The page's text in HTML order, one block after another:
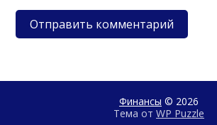
Финансы © 2026
Тема от WP Puzzle